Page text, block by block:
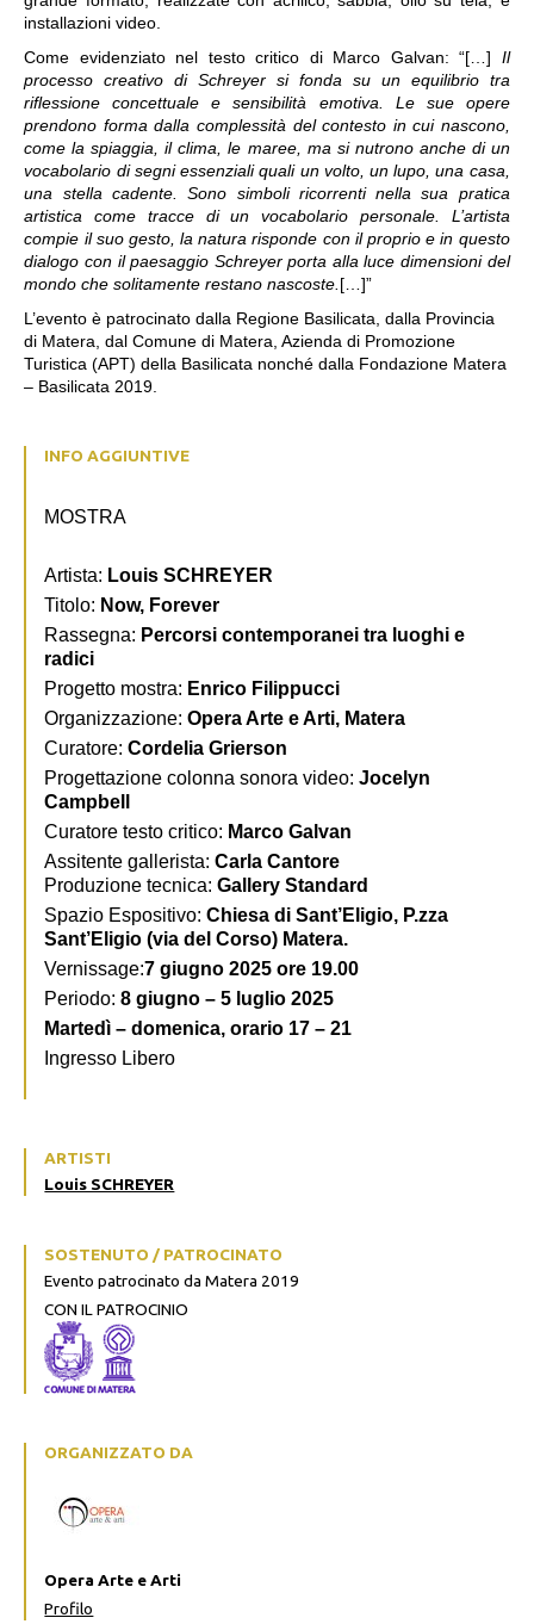
installazioni video.
Come evidenziato nel testo critico di Marco Galvan: “[…] Il
processo creativo di Schreyer si fonda su un equilibrio tra
riflessione concettuale esensibilità emotiva. Le sue opere
prendono forma dalla complessità del contesto in cui nascono,
come la spiaggia, il clima, le maree, ma si nutrono anche di un
vocabolario di segni essenziali quali un volto, un lupo, una casa,
una stella cadente. Sono simboli ricorrenti nella sua pratica
artistica come tracce di un vocabolario personale. L’artista
compie il suo gesto, la natura risponde con il proprio e in questo
dialogo con il paesaggio Schreyer porta alla luce dimensioni del
mondo chesolitamente restano nascoste. […]”
L’evento è patrocinato dalla Regione Basilicata, dalla Provincia
di Matera, dal Comune di Matera, Azienda di Promozione
Turistica (APT) della Basilicata nonché dalla Fondazione Matera
– Basilicata 2019.
INFO AGGIUNTIVE
MOSTRA
Artista: Louis SCHREYER
Titolo: Now, Forever
Rassegna: Percorsi contemporanei tra luoghi e
radici
Progetto mostra: Enrico Filippucci
Organizzazione:Opera Arte e Arti, Matera
Curatore:Cordelia Grierson
Progettazione colonna sonora video:Jocelyn
Campbell
Curatore testo critico: Marco Galvan
Assitente gallerista:Carla Cantore
Produzione tecnica:Gallery Standard
Spazio Espositivo:Chiesa di Sant’Eligio, P.zza
Sant’Eligio (via del Corso) Matera.
Vernissage:7 giugno 2025 ore 19.00
Periodo:8 giugno – 5 luglio 2025
Martedì – domenica, orario 17 – 21
Ingresso Libero
ARTISTI
Louis SCHREYER
SOSTENUTO / PATROCINATO
Evento patrocinato da Matera 2019
CON IL PATROCINIO
ORGANIZZATO DA
Opera Arte e Arti
Profilo